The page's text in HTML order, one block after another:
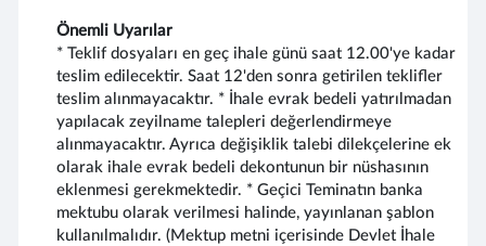
Önemli Uyarılar
* Teklif dosyaları en geç ihale günü saat 12.00'ye kadar
teslim edilecektir. Saat 12'den sonra getirilen teklifler
teslim alınmayacaktır. * İhale evrak bedeli yatırılmadan
yapılacak zeyilname talepleri değerlendirmeye
alınmayacaktır. Ayrıca değişiklik talebi dilekçelerine ek
olarak ihale evrak bedeli dekontunun bir nüshasının
eklenmesi gerekmektedir. * Geçici Teminatın banka
mektubu olarak verilmesi halinde, yayınlanan şablon
kullanılmalıdır. (Mektup metni içerisinde Devlet İhale